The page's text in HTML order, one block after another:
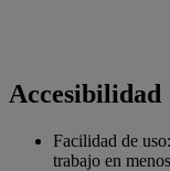
Accesibilidad
Facilidad de
trabajo en